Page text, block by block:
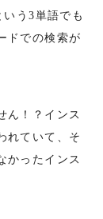
う3単語でも
ドでの検索が
ん！？インス
れていて、そ
かったインス